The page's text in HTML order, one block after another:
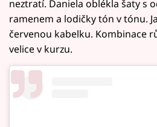
neztratí. Daniela oblékla šaty s
ramenem a lodičky tón v tónu.
červenou kabelku. Kombinace
velice v kurzu.